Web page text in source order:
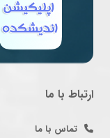
ارتباط با ما
تماس با ما